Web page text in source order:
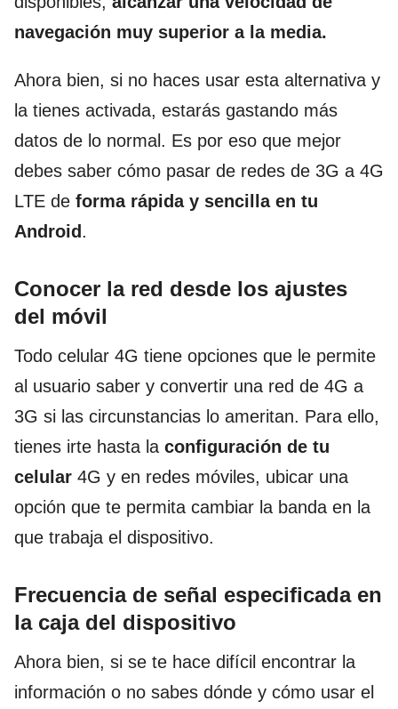
navegación muy superior a la media.
Ahora bien, si no haces usar esta alternativa y
la tienes activada, estarás gastando más
datos de lo normal. Es por eso que mejor
debes saber cómo pasar de redes de 3G a 4G
LTE de forma rápida y sencilla en tu
Android .
Conocer la red desde los ajustes
del móvil
Todo celular 4G tiene opciones que le permite
al usuario saber y convertir una red de 4G a
3G si las circunstancias lo ameritan. Para ello,
tienes irte hasta la configuración de tu
celular 4G y en redes móviles, ubicar una
opción que te permita cambiar la banda en la
que trabaja el dispositivo.
Frecuencia de señal especificada en
la caja del dispositivo
Ahora bien, si se te hace difícil encontrar la
información o no sabes dónde y cómo usar el